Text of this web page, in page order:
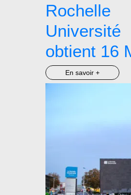
Rochelle
Université
obtient 16
En savoir +